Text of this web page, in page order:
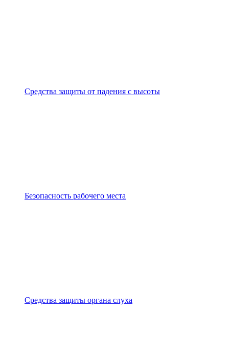
Средства защиты от падения с высоты
Безопасность рабочего места
Средства защиты органа слуха